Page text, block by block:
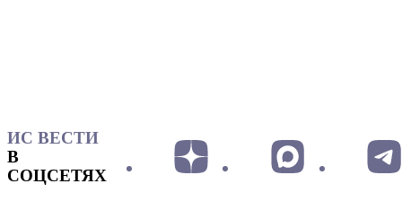
ИС ВЕСТИ
В
СОЦСЕТЯХ